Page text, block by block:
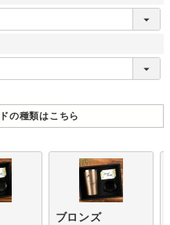
の種類はこちら
ブロンズ